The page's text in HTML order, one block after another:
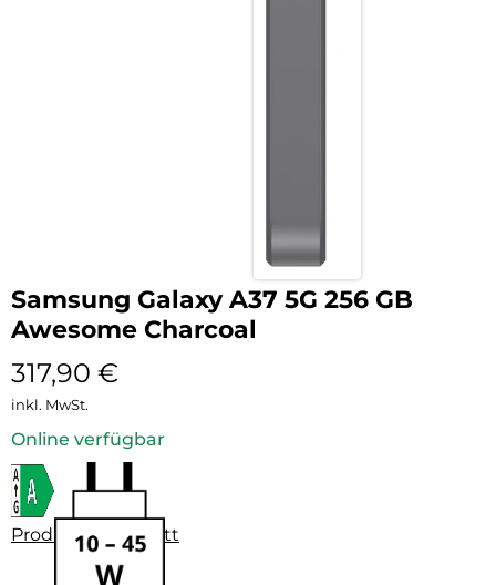
Samsung Galaxy A37 5G 256 GB
Awesome Charcoal
317,90 €
inkl. MwSt.
Online verfügbar
Produktdatenblatt